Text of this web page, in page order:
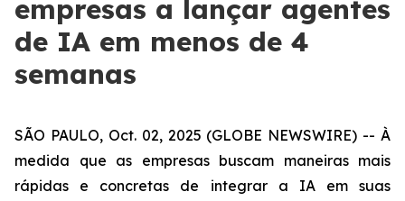
empresas a lançar agentes
de IA em menos de 4
semanas
SÃO PAULO, Oct. 02, 2025 (GLOBE NEWSWIRE) -- À
medida que as empresas buscam maneiras mais
rápidas e concretas de integrar a IA em suas